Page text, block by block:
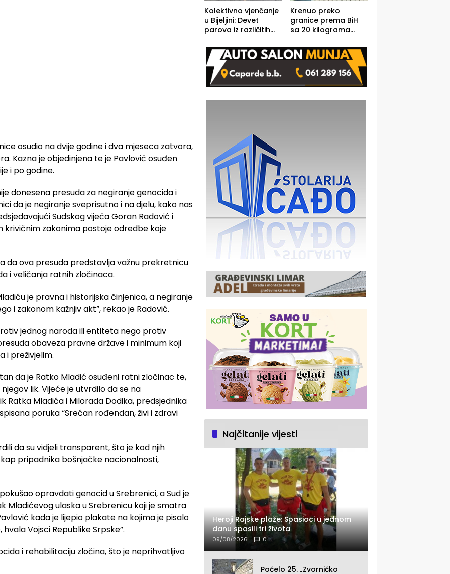
osudio na dvije godine i dva mjeseca zatvora,
Kazna je objedinjena te je Pavlović osuđen
i po godine.
donesena presuda za negiranje genocida i
da je negiranje sveprisutno i na djelu, kako nas
Sudskog vijeća Goran Radović i
zakonima postoje odredbe koje
da ova presuda predstavlja važnu prekretnicu
i veličanja ratnih zločinaca.
je pravna i historijska činjenica, a negiranje
i zakonom kažnjiv akt”, rekao je Radović.
jednog naroda ili entiteta nego protiv
obaveza pravne države i minimum koji
i preživjelim.
da je Ratko Mladić osuđeni ratni zločinac te,
lik. Vijeće je utvrdilo da se na
Mladića i Milorada Dodika, predsjednika
poruka “Srećan rođendan, živi i zdravi
da su vidjeli transparent, što je kod njih
pripadnika bošnjačke nacionalnosti,
opravdati genocid u Srebrenici, a Sud je
Mladićevog ulaska u Srebrenicu koji je smatra
kada je lijepio plakate na kojima je pisalo
Vojsci Republike Srpske”.
i rehabilitaciju zločina, što je neprihvatljivo
Kolektivno vjenčanje
u Bijeljini: Devet
parova iz različitih
izgovorilo
sudbonosno da
Krenuo preko
granice prema BiH
sa 20 kilograma
u automobilu
Najčitanije vijesti
Heroji Rajske plaže: Spasioci u jednom
danu spasili tri života
09/08/2026 0
Počelo 25. „Zvorničko